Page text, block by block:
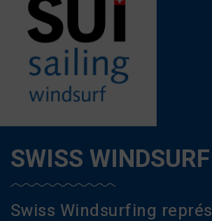
SWISS
Swiss Windsurfing